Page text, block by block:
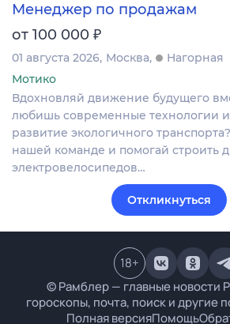
Менеджер по продажам
от 100 000 ₽
01 августа 2026 Москва
Нагорная
Мотико
Вдохновляй движение будущего
любишь современные технологии
развитие экологичного
нашей команде и помогай строить
электровелосипедов…
Откликнуться
© Рамблер — главные новости
гороскопы, почта, поиск и другие
Полная версияПомощь
18+